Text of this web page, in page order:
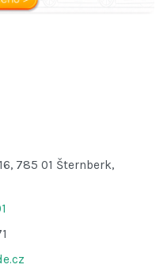
785 01 Šternberk,